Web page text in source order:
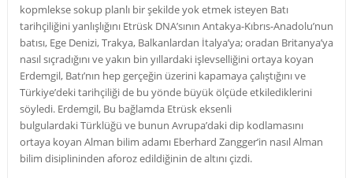
kopmlekse sokup planlı bir şekilde yok etmek isteyen Batı
tarihçiliğini yanlışlığını Etrüsk DNA’sının Antakya-Kıbrıs-Anadolu’nun
batısı, Ege Denizi, Trakya, Balkanlardan İtalya’ya; oradan Britanya’ya
nasıl sıçradığını ve yakın bin yıllardaki işlevselliğini ortaya koyan
Erdemgil, Batı’nın hep gerçeğin üzerini kapamaya çalıştığını ve
Türkiye’deki tarihçiliği de bu yönde büyük ölçüde etkilediklerini
söyledi. Erdemgil, Bu bağlamda Etrüsk eksenli
bulgulardaki Türklüğü ve bunun Avrupa’daki dip kodlamasını
ortaya koyan Alman bilim adamı Eberhard Zangger’in nasıl Alman
bilim disiplininden aforoz edildiğinin de altını çizdi.